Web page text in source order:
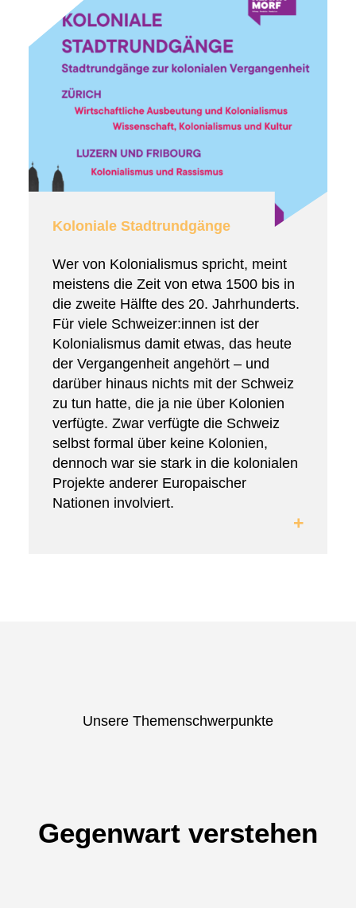
Koloniale Stadtrundgänge
Wer von Kolonialismus spricht, meint
meistens die Zeit von etwa 1500 bis in
die zweite Hälfte des 20. Jahrhunderts.
Für viele Schweizer:innen ist der
Kolonialismus damit etwas, das heute
der Vergangenheit angehört – und
darüber hinaus nichts mit der Schweiz
zu tun hatte, die ja nie über Kolonien
verfügte. Zwar verfügte die Schweiz
selbst formal über keine Kolonien,
dennoch war sie stark in die kolonialen
Projekte anderer Europaischer
Nationen involviert.
+
Unsere Themenschwerpunkte
Gegenwart verstehen
Unsere Themenschwerpunkte
Demokratie stärken
Unsere Themenschwerpunkte
Zukunft gestalten